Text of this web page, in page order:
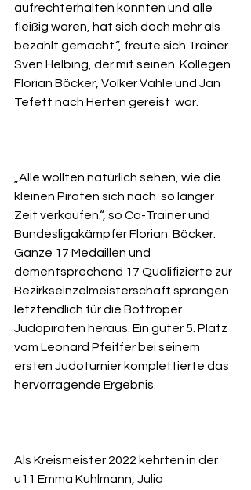
aufrechterhalten konnten und alle
fleißig waren, hat sich doch mehr als
bezahlt gemacht.“, freute sich Trainer
Sven Helbing, der mit seinen  Kollegen
Florian Böcker, Volker Vahle und Jan
Tefett nach Herten gereist  war.
„Alle wollten natürlich sehen, wie die
kleinen Piraten sich nach  so langer
Zeit verkaufen.“, so Co-Trainer und
Bundesligakämpfer Florian  Böcker.
Ganze 17 Medaillen und
dementsprechend 17 Qualifizierte zur
Bezirkseinzelmeisterschaft sprangen
letztendlich für die Bottroper
Judopiraten heraus. Ein guter 5. Platz
vom Leonard Pfeiffer bei seinem
ersten Judoturnier komplettierte das
hervorragende Ergebnis.
Als Kreismeister 2022 kehrten in der
u11 Emma Kuhlmann, Julia